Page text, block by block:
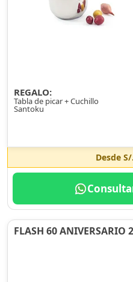
REGALO:
Tabla de picar + Cuchillo
Santoku
Desde
FLASH 60 ANIVERSARIO